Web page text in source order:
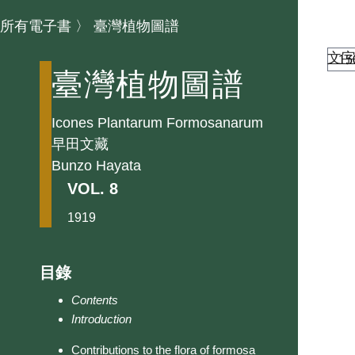
所有電子書 〉 臺灣植物圖譜
臺灣植物圖譜
Icones Plantarum Formosanarum
早田文藏
Bunzo Hayata
VOL. 8
1919
目錄
Contents
Introduction
Contributions to the flora of formosa
文